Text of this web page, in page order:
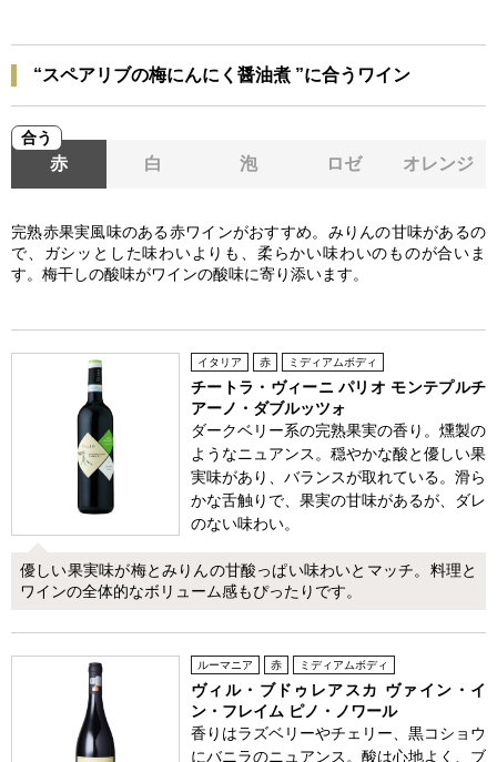
“スペアリブの梅にんにく醤油煮 ”に合うワイン
合う
赤 白 泡 ロゼ オレンジ
完熟赤果実風味のある赤ワインがおすすめ。みりんの甘味があるの
で、ガシッとした味わいよりも、柔らかい味わいのものが合いま
す。梅干しの酸味がワインの酸味に寄り添います。
イタリア 赤 ミディアムボディ
チートラ・ヴィーニ パリオ モンテプルチ
アーノ・ダブルッツォ
ダークベリー系の完熟果実の香り。燻製の
ようなニュアンス。穏やかな酸と優しい果
実味があり、バランスが取れている。滑ら
かな舌触りで、果実の甘味があるが、ダレ
のない味わい。
優しい果実味が梅とみりんの甘酸っぱい味わいとマッチ。料理と
ワインの全体的なボリューム感もぴったりです。
ルーマニア 赤 ミディアムボディ
ヴィル・ブドゥレアスカ ヴァイン・イ
ン・フレイム ピノ・ノワール
香りはラズベリーやチェリー、黒コショウ
にバニラのニュアンス。酸は心地よく、ブ